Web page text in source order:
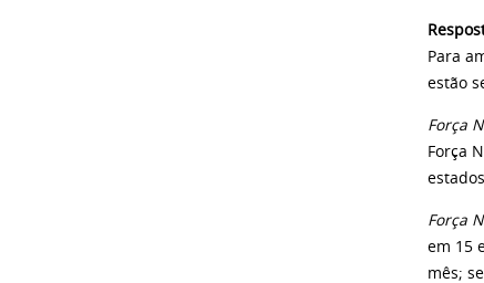
Para
estão
Força
Força
Força
em 15
mês;